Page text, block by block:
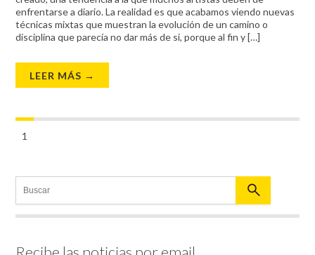
enfrentarse a diario. La realidad es que acabamos viendo nuevas
técnicas mixtas que muestran la evolución de un camino o
disciplina que parecía no dar más de si, porque al fin y […]
LEER MÁS →
1